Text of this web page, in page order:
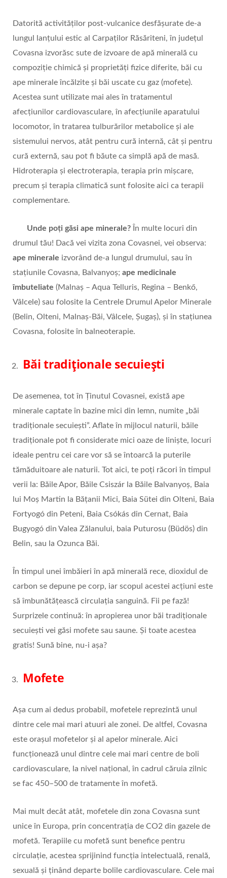
Datorită activităților post-vulcanice desfășurate de-a
lungul lanțului estic al Carpaților Răsăriteni, în județul
Covasna izvorăsc sute de izvoare de apă minerală cu
compoziţie chimică şi proprietăţi fizice diferite, băi cu
ape minerale încălzite şi băi uscate cu gaz (mofete).
Acestea sunt utilizate mai ales în tratamentul
afecţiunilor cardiovasculare, în afecţiunile aparatului
locomotor, în tratarea tulburărilor metabolice şi ale
sistemului nervos, atât pentru cură internă, cât și pentru
cură externă, sau pot fi băute ca simplă apă de masă.
Hidroterapia şi electroterapia, terapia prin mişcare,
precum şi terapia climatică sunt folosite aici ca terapii
complementare.
Unde poți găsi ape minerale? În multe locuri din
drumul tău! Dacă vei vizita zona Covasnei, vei observa:
ape minerale izvorând de-a lungul drumului, sau în
stațiunile Covasna, Balvanyoș; ape medicinale
îmbuteliate (Malnaș – Aqua Telluris, Regina – Benkő,
Vâlcele) sau folosite la Centrele Drumul Apelor Minerale
(Belin, Olteni, Malnaș-Băi, Vâlcele, Șugaș), și în stațiunea
Covasna, folosite în balneoterapie.
Băi tradiționale secuiești
De asemenea, tot în Ținutul Covasnei, există ape
minerale captate în bazine mici din lemn, numite „băi
tradiționale secuiești”. Aflate în mijlocul naturii, băile
tradiționale pot fi considerate mici oaze de liniște, locuri
ideale pentru cei care vor să se întoarcă la puterile
tămăduitoare ale naturii. Tot aici, te poți răcori în timpul
verii la: Băile Apor, Băile Csiszár la Băile Balvanyoș, Baia
lui Moș Martin la Bățanii Mici, Baia Sütei din Olteni, Baia
Fortyogó din Peteni, Baia Csókás din Cernat, Baia
Bugyogó din Valea Zălanului, baia Puturosu (Büdös) din
Belin, sau la Ozunca Băi.
În timpul unei îmbăieri în apă minerală rece, dioxidul de
carbon se depune pe corp, iar scopul acestei acțiuni este
să îmbunătățească circulația sanguină. Fii pe fază!
Surprizele continuă: în apropierea unor băi tradiționale
secuiești vei găsi mofete sau saune. Și toate acestea
gratis! Sună bine, nu-i așa?
Mofete
Așa cum ai dedus probabil, mofetele reprezintă unul
dintre cele mai mari atuuri ale zonei. De altfel, Covasna
este orașul mofetelor și al apelor minerale. Aici
funcţionează unul dintre cele mai mari centre de boli
cardiovasculare, la nivel naţional, în cadrul căruia zilnic
se fac 450–500 de tratamente în mofetă.
Mai mult decât atât, mofetele din zona Covasna sunt
unice în Europa, prin concentrația de CO2 din gazele de
mofetă. Terapiile cu mofetă sunt benefice pentru
circulație, acestea sprijinind funcția intelectuală, renală,
sexuală și ținând departe bolile cardiovasculare. Cele mai